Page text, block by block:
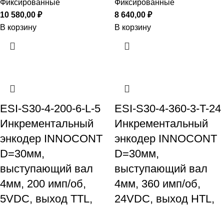
Фиксированные
10 580,00 ₽
В корзину
Фиксированные
8 640,00 ₽
В корзину
ESI-S30-4-200-6-L-5
Инкрементальный
энкодер INNOCONT
D=30мм,
выступающий вал
4мм, 200 имп/об,
5VDC, выход TTL,
ESI-S30-4-360-3-T-24
Инкрементальный
энкодер INNOCONT
D=30мм,
выступающий вал
4мм, 360 имп/об,
24VDC, выход HTL,